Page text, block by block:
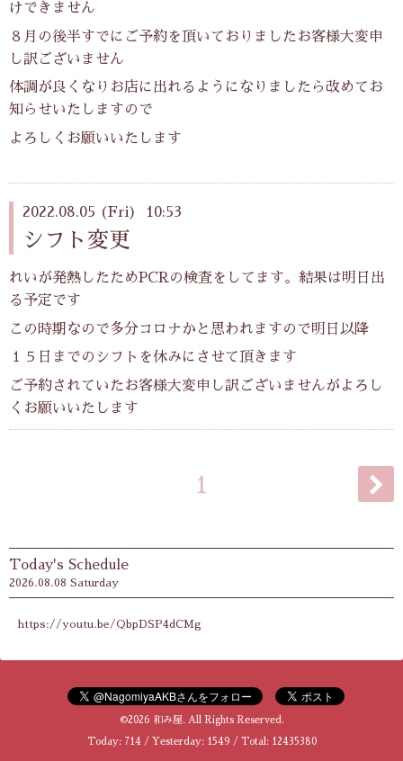
けできません
８月の後半すでにご予約を頂いておりましたお客様大変申
し訳ございません
体調が良くなりお店に出れるようになりましたら改めてお
知らせいたしますので
よろしくお願いいたします
2022.08.05 (Fri) 10:53
シフト変更
れいが発熱したためPCRの検査をしてます。結果は明日出
る予定です
この時期なので多分コロナかと思われますので明日以降
１５日までのシフトを休みにさせて頂きます
ご予約されていたお客様大変申し訳ございませんがよろし
くお願いいたします
1
Today's Schedule
2026.08.08 Saturday
https://youtu.be/QbpDSP4dCMg
©2026 和み屋. All Rights Reserved.
Today: 714/ Yesterday: 1549 / Total: 12435380